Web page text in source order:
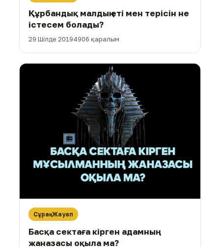
Құрбандық малдың еті мен терісін не
істесем болады?
29 Шілде 20194906 қаралым
Сұрақ-Жауап
Басқа сектаға кірген адамның
жаназасы оқыла ма?